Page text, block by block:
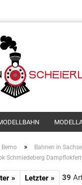
Bemo » Bahnen in
Schmiedeberg
» Letzter » 39